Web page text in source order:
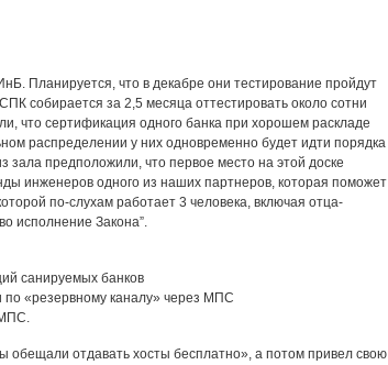
Планируется, что в декабре они тестирование пройдут
собирается за 2,5 месяца оттестировать около сотни
что сертификация одного банка при хорошем раскладе
распределении у них одновременно будет идти порядка
зала предположили, что первое место на этой доске
инженеров одного из наших партнеров, которая поможет
по-слухам работает 3 человека, включая отца-
исполнение Закона”.
санируемых банков
по «резервному каналу» через МПС
МПС.
обещали отдавать хосты бесплатно», а потом привел свою